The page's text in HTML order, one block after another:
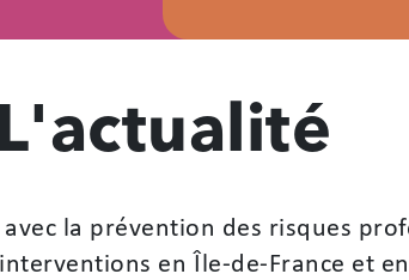
L'actualité
la prévention des risques
en Île-de-France et